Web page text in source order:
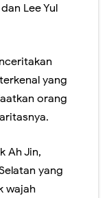
Lee Yul
yang
orang
Ah Jin,
yang
wajah